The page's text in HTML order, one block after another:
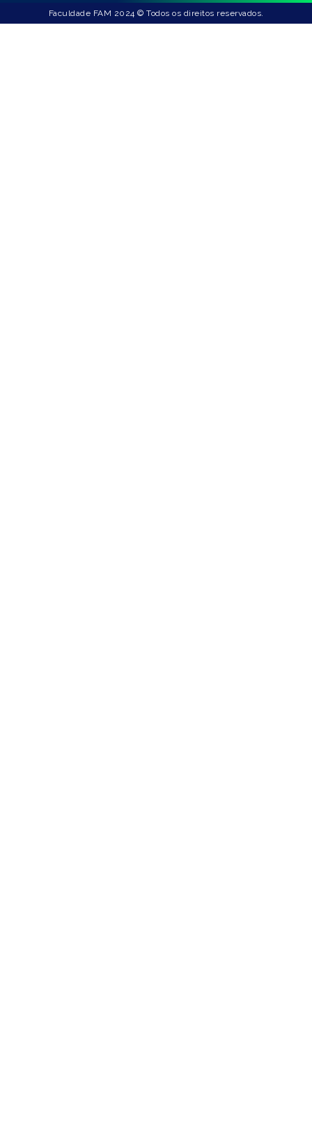
Faculdade FAM 2024 © Todos os direitos reservados.